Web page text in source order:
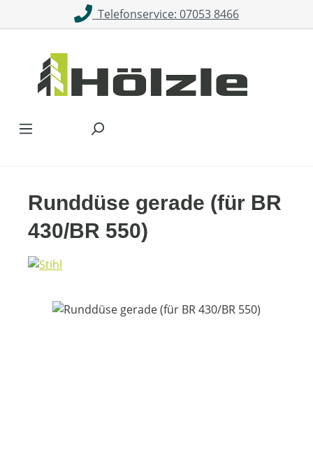
Zum Hauptinhalt springenTelefonservice: 07053 8466
Runddüse gerade (für BR
430/BR 550)
Bildergalerie überspringen